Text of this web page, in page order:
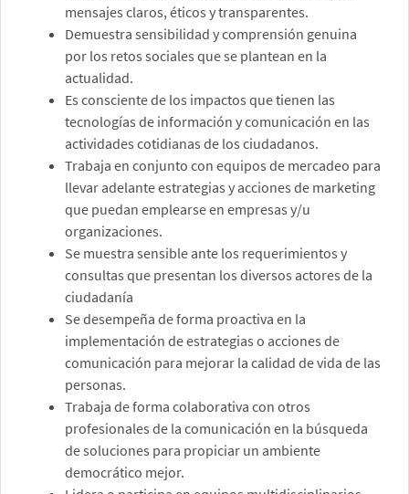
mensajes claros, éticos y transparentes.
Demuestra sensibilidad y comprensión genuina
por los retos sociales que se plantean en la
actualidad.
Es consciente de los impactos que tienen las
tecnologías de información y comunicación en las
actividades cotidianas de los ciudadanos.
Trabaja en conjunto con equipos de mercadeo para
llevar adelante estrategias y acciones de marketing
que puedan emplearse en empresas y/u
organizaciones.
Se muestra sensible ante los requerimientos y
consultas que presentan los diversos actores de la
ciudadanía
Se desempeña de forma proactiva en la
implementación de estrategias o acciones de
comunicación para mejorar la calidad de vida de las
personas.
Trabaja de forma colaborativa con otros
profesionales de la comunicación en la búsqueda
de soluciones para propiciar un ambiente
democrático mejor.